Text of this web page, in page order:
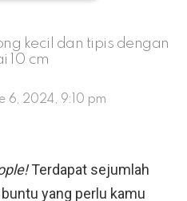
kecil dan tipis dengan
10 cm
6, 2024, 9:10 pm
Terdapat sejumlah
yang perlu kamu